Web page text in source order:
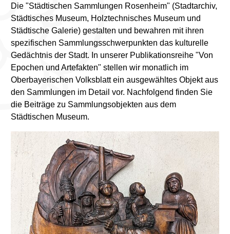
Die "Städtischen Sammlungen Rosenheim" (Stadtarchiv,
Städtisches Museum, Holztechnisches Museum und
Städtische Galerie) gestalten und bewahren mit ihren
spezifischen Sammlungsschwerpunkten das kulturelle
Gedächtnis der Stadt. In unserer Publikationsreihe "Von
Epochen und Artefakten" stellen wir monatlich im
Oberbayerischen Volksblatt ein ausgewähltes Objekt aus
den Sammlungen im Detail vor. Nachfolgend finden Sie
die Beiträge zu Sammlungsobjekten aus dem
Städtischen Museum.